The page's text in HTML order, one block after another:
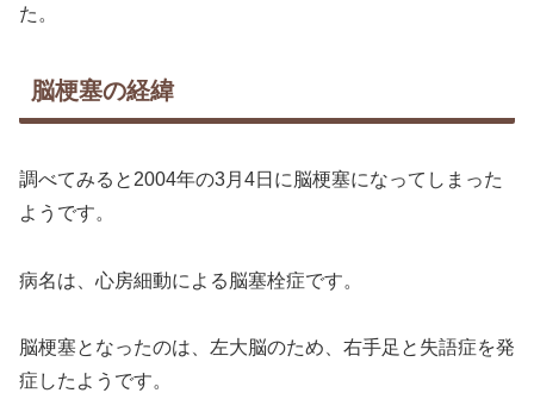
た。
脳梗塞の経緯
調べてみると2004年の3月4日に脳梗塞になってしまった
ようです。
病名は、心房細動による脳塞栓症です。
脳梗塞となったのは、左大脳のため、右手足と失語症を発
症したようです。